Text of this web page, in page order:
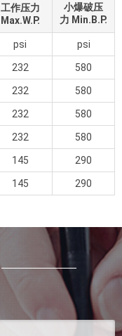
工作压力
Max.W.P.
小爆破压
力 Min.B.P.
psi psi
232 580
232 580
232 580
232 580
145 290
145 290